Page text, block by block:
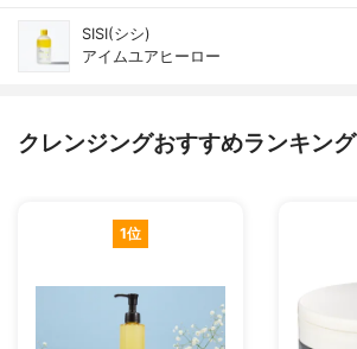
SISI(シシ)
アイムユアヒーロー
クレンジングおすすめランキング
1位